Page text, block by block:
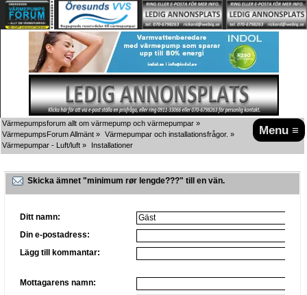
Menu ≡
Värmepumpsforum allt om värmepump och värmepumpar »
VärmepumpsForum Allmänt » Värmepumpar och installationsfrågor. »
Värmepumpar - Luft/luft » Installationer
Skicka ämnet "minimum rør lengde???" till en vän.
Ditt namn:
Din e-postadress:
Lägg till kommantar:
Mottagarens namn: